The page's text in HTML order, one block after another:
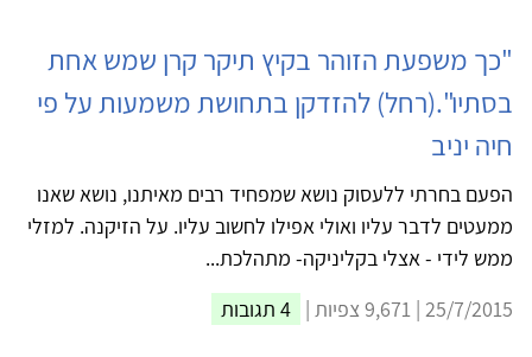
"כך משפעת הזוהר בקיץ תיקר קרן שמש אחת
בסתיו".(רחל) להזדקן בתחושת משמעות על פי
חיה יניב
הפעם בחרתי ללעסוק נושא שמפחיד רבים מאיתנו, נושא שאנו
ממעטים לדבר עליו ואולי אפילו לחשוב עליו. על הזיקנה. למזלי
ממש לידי - אצלי בקליניקה- מתהלכת...
25/7/2015 | 9,671 צפיות |
4 תגובות